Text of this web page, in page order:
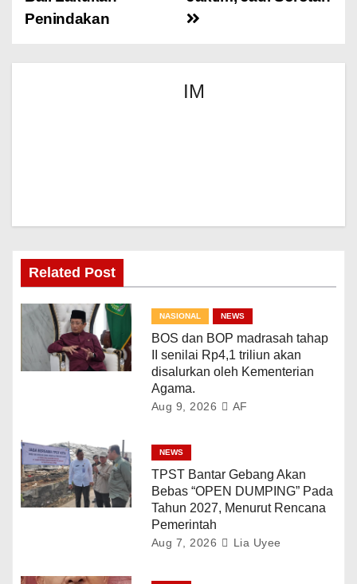
Penindakan
IM
Related Post
NASIONAL NEWS
BOS dan BOP madrasah tahap
II senilai Rp4,1 triliun akan
disalurkan oleh Kementerian
Agama.
Aug 9, 2026 AF
NEWS
TPST Bantar Gebang Akan
Bebas “OPEN DUMPING” Pada
Tahun 2027, Menurut Rencana
Pemerintah
Aug 7, 2026 Lia Uyee